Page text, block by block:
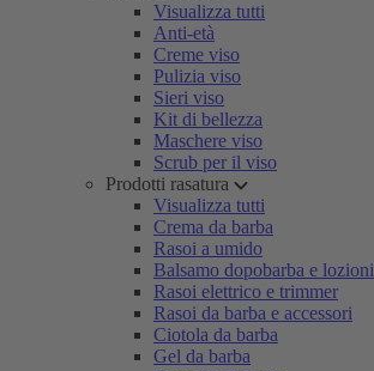
Visualizza tutti
Anti-età
Creme viso
Pulizia viso
Sieri viso
Kit di bellezza
Maschere viso
Scrub per il viso
Prodotti rasatura
Visualizza tutti
Crema da barba
Rasoi a umido
Balsamo dopobarba e lozioni
Rasoi elettrico e trimmer
Rasoi da barba e accessori
Ciotola da barba
Gel da barba